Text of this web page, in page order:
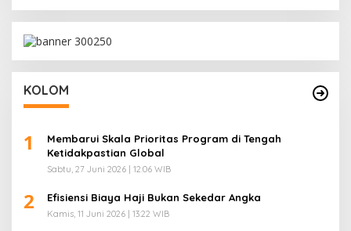
KOLOM
1
Membarui Skala Prioritas Program di Tengah
Ketidakpastian Global
Sabtu, 27 Juni 2026 | 12:06 WIB
2 Efisiensi Biaya Haji Bukan Sekedar Angka
Kamis, 11 Juni 2026 | 13:22 WIB